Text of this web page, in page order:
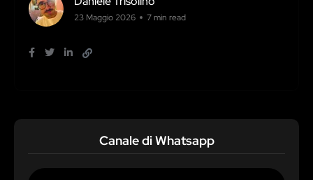
23 Maggio 2026 7 min read
Canale di Whatsapp